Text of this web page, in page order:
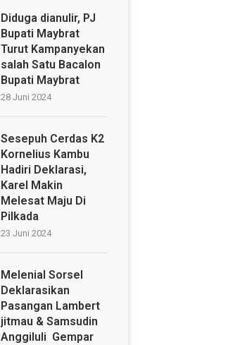
Diduga dianulir, PJ
Bupati Maybrat
Turut Kampanyekan
salah Satu Bacalon
Bupati Maybrat
28 Juni 2024
Sesepuh Cerdas K2
Kornelius Kambu
Hadiri Deklarasi,
Karel Makin
Melesat Maju Di
Pilkada
23 Juni 2024
Melenial Sorsel
Deklarasikan
Pasangan Lambert
jitmau & Samsudin
Anggiluli Gempar